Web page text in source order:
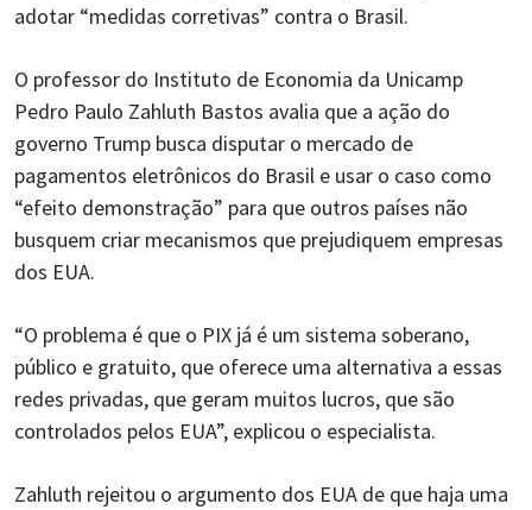
adotar “medidas corretivas” contra o Brasil.
O professor do Instituto de Economia da Unicamp
Pedro Paulo Zahluth Bastos avalia que a ação do
governo Trump busca disputar o mercado de
pagamentos eletrônicos do Brasil e usar o caso como
“efeito demonstração” para que outros países não
busquem criar mecanismos que prejudiquem empresas
dos EUA.
“O problema é que o PIX já é um sistema soberano,
público e gratuito, que oferece uma alternativa a essas
redes privadas, que geram muitos lucros, que são
controlados pelos EUA”, explicou o especialista.
Zahluth rejeitou o argumento dos EUA de que haja uma